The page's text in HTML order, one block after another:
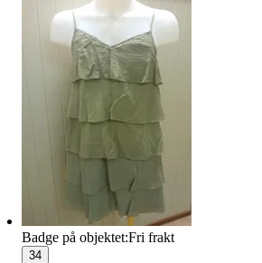
Badge på objektet:Fri frakt
34